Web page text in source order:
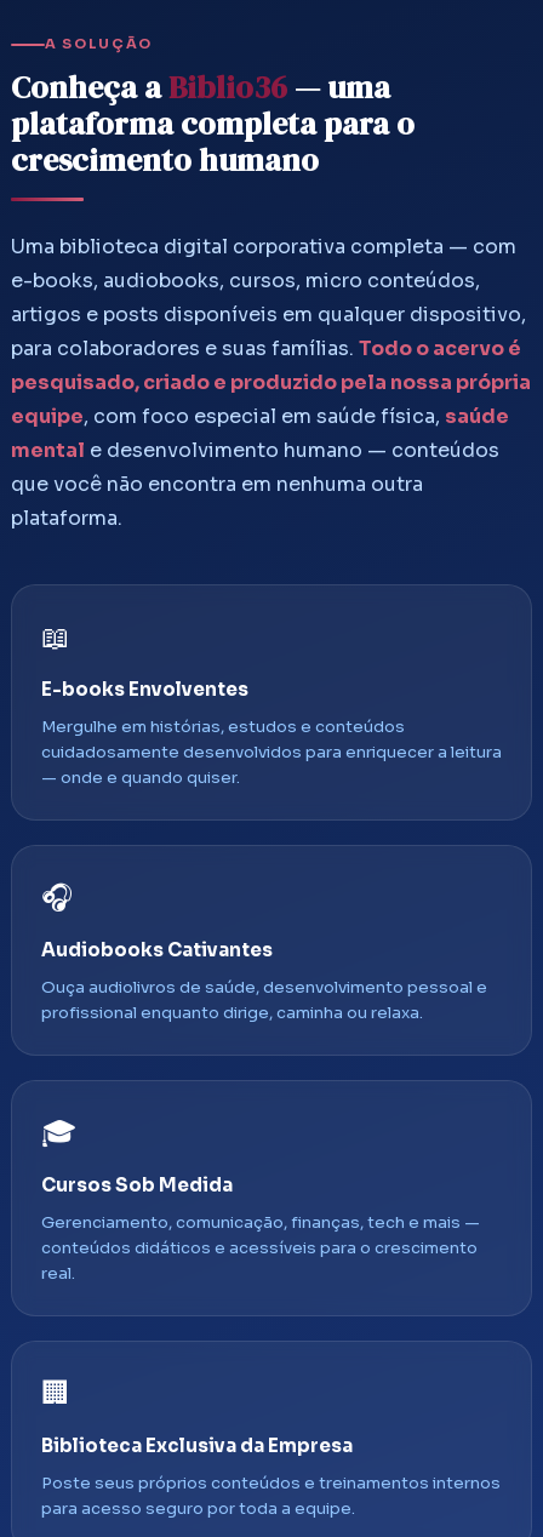
A SOLUÇÃO
Conheça aBiblio36— uma
plataforma completa para o
crescimento humano
Uma biblioteca digital corporativa completa — com
e-books, audiobooks, cursos, micro conteúdos,
artigos e posts disponíveis em qualquer dispositivo,
para colaboradores e suas famílias. Todo o acervo é
pesquisado, criado e produzido pela nossa própria
equipe, com foco especial em saúde física, saúde
mental e desenvolvimento humano — conteúdos
que você não encontra em nenhuma outra
plataforma.
📖
E-books Envolventes
Mergulhe em histórias, estudos e conteúdos
cuidadosamente desenvolvidos para enriquecer a leitura
— onde e quando quiser.
🎧
Audiobooks Cativantes
Ouça audiolivros de saúde, desenvolvimento pessoal e
profissional enquanto dirige, caminha ou relaxa.
🎓
Cursos Sob Medida
Gerenciamento, comunicação, finanças, tech e mais —
conteúdos didáticos e acessíveis para o crescimento
real.
🏢
Biblioteca Exclusiva da Empresa
Poste seus próprios conteúdos e treinamentos internos
para acesso seguro por toda a equipe.